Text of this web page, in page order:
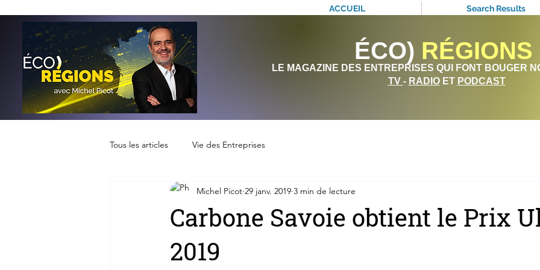
ACCUEIL Search Results
ÉCO) RÉGIONS
LE MAGAZINE DES ENTREPRISES QUI FONT BOUGER
TV - RADIOET PODCAST
Tous les articles Vie des Entreprises
Carbone Savoie obtient le Prix
2019
Michel Picot 29 janv. 2019 3 min de lecture